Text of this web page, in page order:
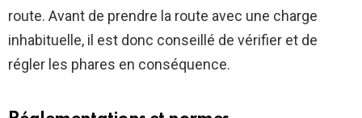
route. Avant de prendre la route avec une charge
inhabituelle, il est donc conseillé de vérifier et de
régler les phares en conséquence.